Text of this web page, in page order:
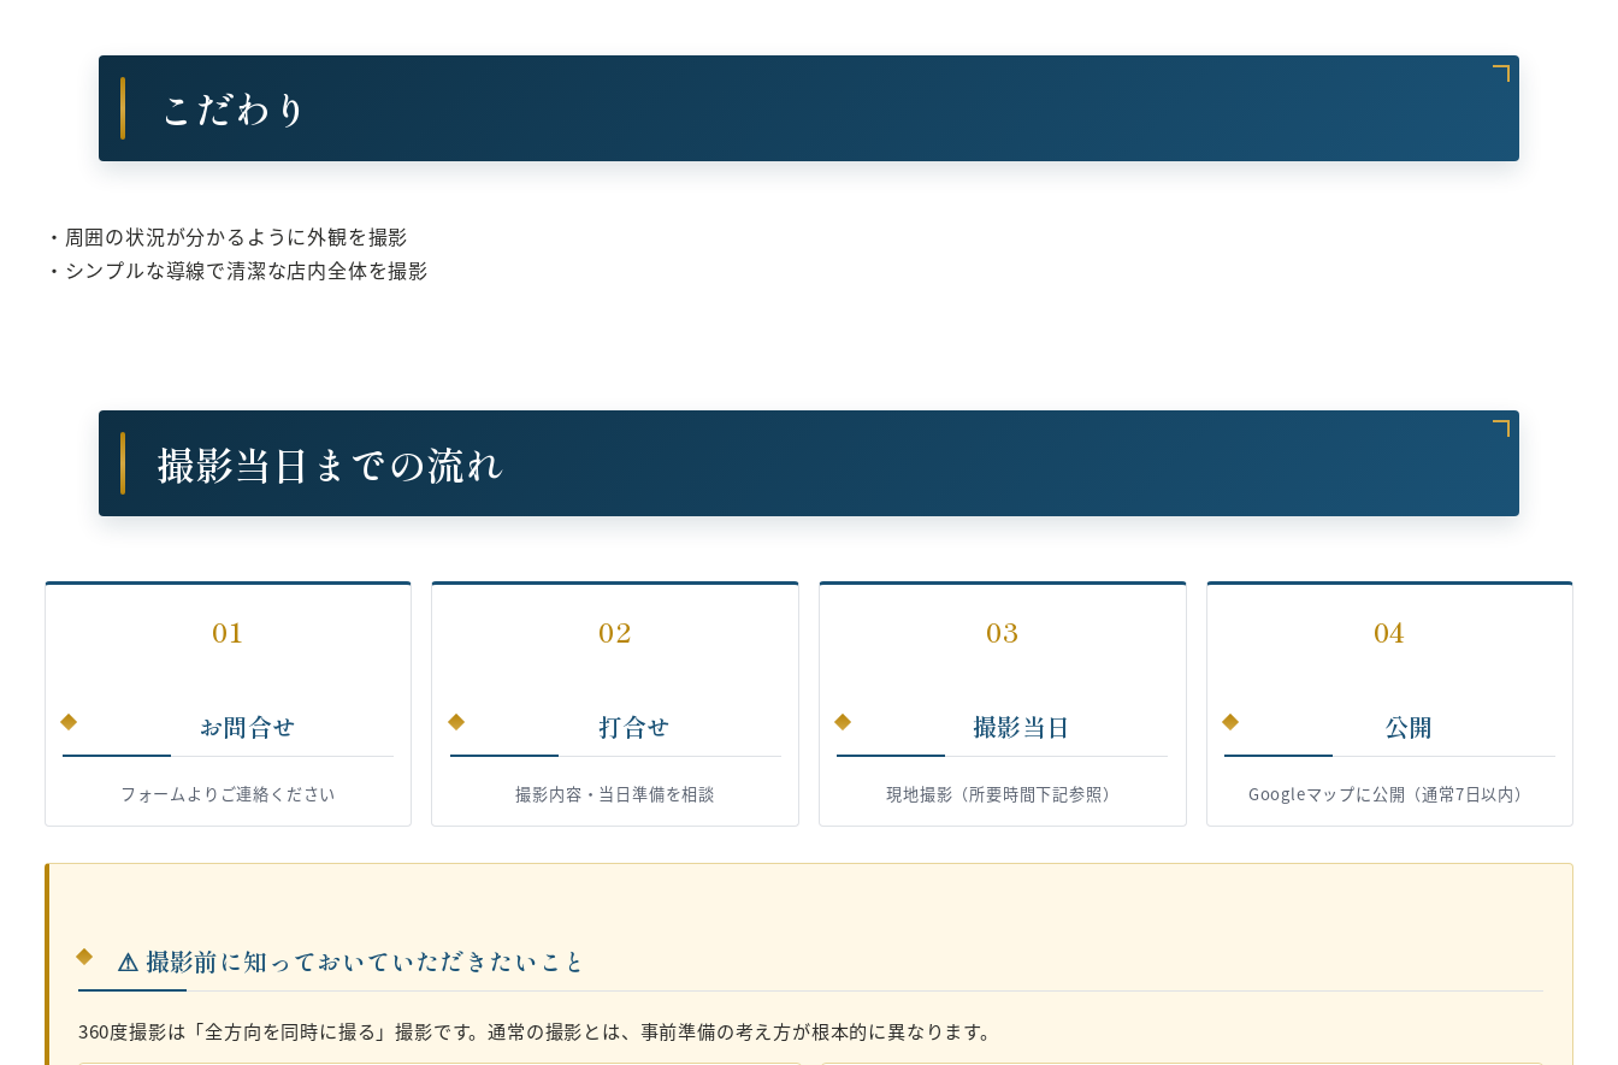
こだわり
・周囲の状況が分かるように外観を撮影
・シンプルな導線で清潔な店内全体を撮影
撮影当日までの流れ
01
お問合せ
フォームよりご連絡ください
02
打合せ
撮影内容・当日準備を相談
03
撮影当日
現地撮影（所要時間下記参照）
04
公開
Googleマップに公開（通常7日以内）
⚠ 撮影前に知っておいていただきたいこと
360度撮影は「全方向を同時に撮る」撮影です。通常の撮影とは、事前準備の考え方が根本的に異なります。